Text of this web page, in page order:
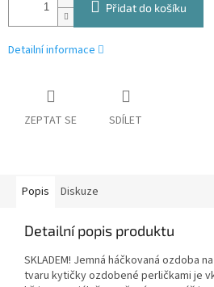
Přidat do košíku
Detailní informace
ZEPTAT SE SDÍLET
Popis Diskuze
Detailní popis produktu
SKLADEM! Jemná háčkovaná ozdoba
tvaru kytičky ozdobené perličkami je